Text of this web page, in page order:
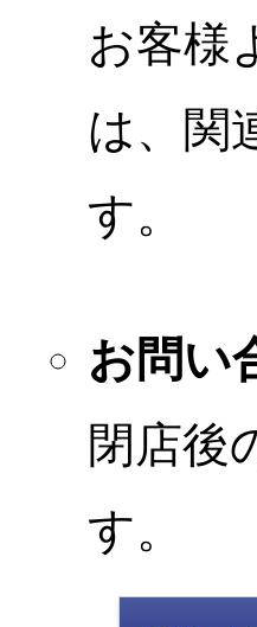
お客様
は、関
す。
お問い
閉店後
す。